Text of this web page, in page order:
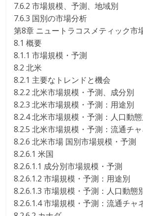
7.6.2 市場規模、予測、地域別
7.6.3 国別の市場分析
第8章 ニュートラコスメティック市
8.1 概要
8.1.1 市場規模・予測
8.2 北米
8.2.1 主要なトレンドと機会
8.2.2 北米市場規模・予測、成分別
8.2.3 北米市場規模・予測：用途別
8.2.4 北米市場規模・予測：人口動
8.2.5 北米市場規模・予測：流通チ
8.2.6 北米市場 国別市場規模・予測
8.2.6.1 米国
8.2.6.1.1 成分別市場規模・予測
8.2.6.1.2 市場規模・予測：用途別
8.2.6.1.3 市場規模・予測：人口動態
8.2.6.1.4 市場規模・予測：流通チャ